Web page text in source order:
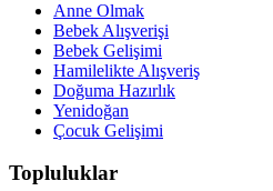
Anne Olmak
Bebek Alışverişi
Bebek Gelişimi
Hamilelikte Alışveriş
Doğuma Hazırlık
Yenidoğan
Çocuk Gelişimi
Topluluklar